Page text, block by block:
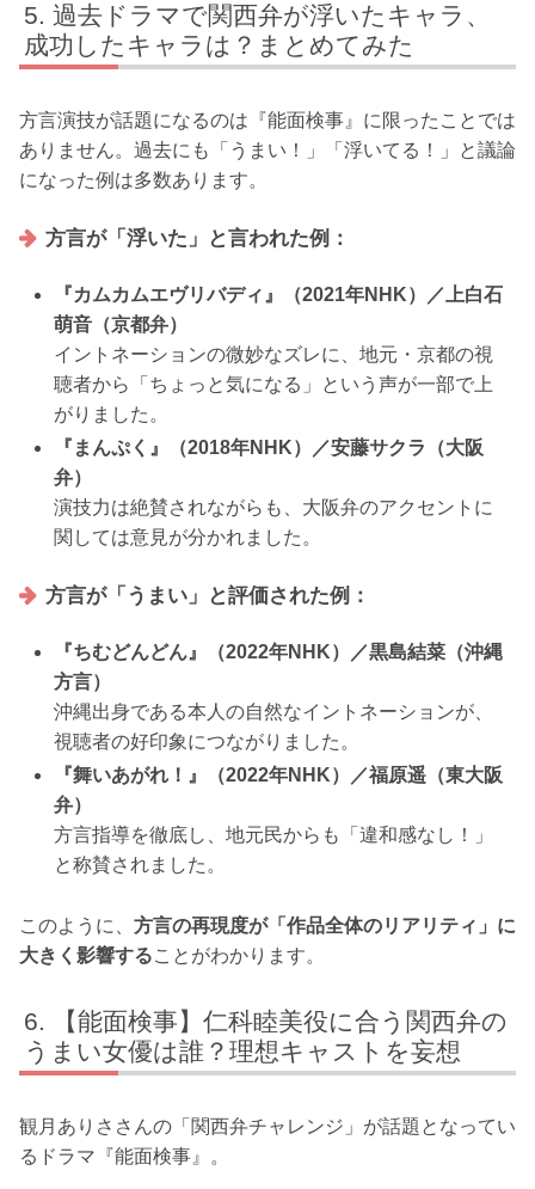
過去ドラマで関西弁が浮いたキャラ、
成功したキャラは？まとめてみた
方言演技が話題になるのは『能面検事』に限ったことでは
ありません。過去にも「うまい！」「浮いてる！」と議論
になった例は多数あります。
方言が「浮いた」と言われた例：
『カムカムエヴリバディ』（2021年NHK）／上白石
萌音（京都弁）
イントネーションの微妙なズレに、地元・京都の視
聴者から「ちょっと気になる」という声が一部で上
がりました。
『まんぷく』（2018年NHK）／安藤サクラ（大阪
弁）
演技力は絶賛されながらも、大阪弁のアクセントに
関しては意見が分かれました。
方言が「うまい」と評価された例：
『ちむどんどん』（2022年NHK）／黒島結菜（沖縄
方言）
沖縄出身である本人の自然なイントネーションが、
視聴者の好印象につながりました。
『舞いあがれ！』（2022年NHK）／福原遥（東大阪
弁）
方言指導を徹底し、地元民からも「違和感なし！」
と称賛されました。
このように、 方言の再現度が「作品全体のリアリティ」に
大きく影響することがわかります。
【能面検事】仁科睦美役に合う関西弁の
うまい女優は誰？理想キャストを妄想
観月ありささんの「関西弁チャレンジ」が話題となってい
るドラマ『能面検事』。